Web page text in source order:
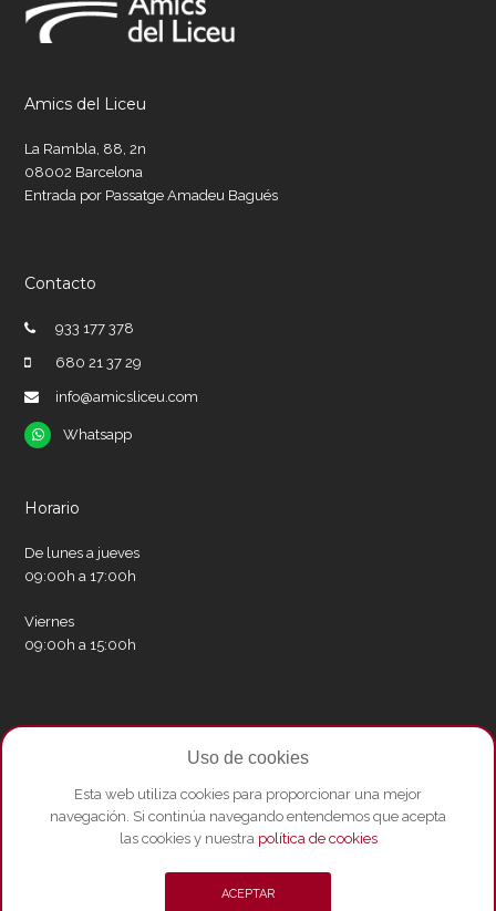
Amics del Liceu
La Rambla, 88, 2n
08002 Barcelona
Entrada por Passatge Amadeu Bagués
Contacto
933 177 378
680 21 37 29
info@amicsliceu.com
Whatsapp
Whatsapp
Horario
De lunes a jueves
09:00h a 17:00h
Viernes
09:00h a 15:00h
Redes sociales
Facebook
InstagramWhatsapp
Youtube
Uso de cookies
Esta web utiliza cookies para proporcionar una mejor
navegación. Si continúa navegando entendemos que acepta
las cookies y nuestra política de cookies
ACEPTAR